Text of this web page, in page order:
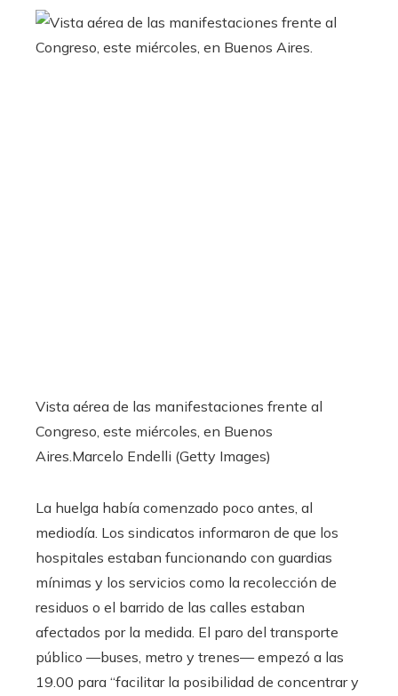
Vista aérea de las manifestaciones frente al
Congreso, este miércoles, en Buenos
Aires.Marcelo Endelli (Getty Images)
La huelga había comenzado poco antes, al
mediodía. Los sindicatos informaron de que los
hospitales estaban funcionando con guardias
mínimas y los servicios como la recolección de
residuos o el barrido de las calles estaban
afectados por la medida. El paro del transporte
público —buses, metro y trenes— empezó a las
19.00 para “facilitar la posibilidad de concentrar y